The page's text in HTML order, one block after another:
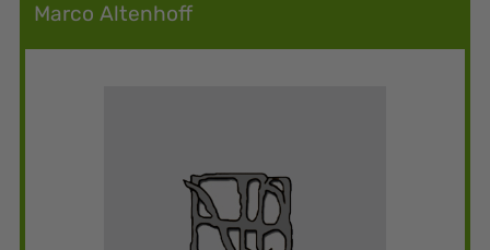
Marco Altenhoff